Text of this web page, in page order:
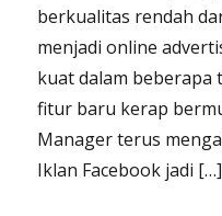
berkualitas rendah
menjadi online
kuat dalam beberapa
fitur baru kerap
Manager terus
Iklan Facebook jadi […]